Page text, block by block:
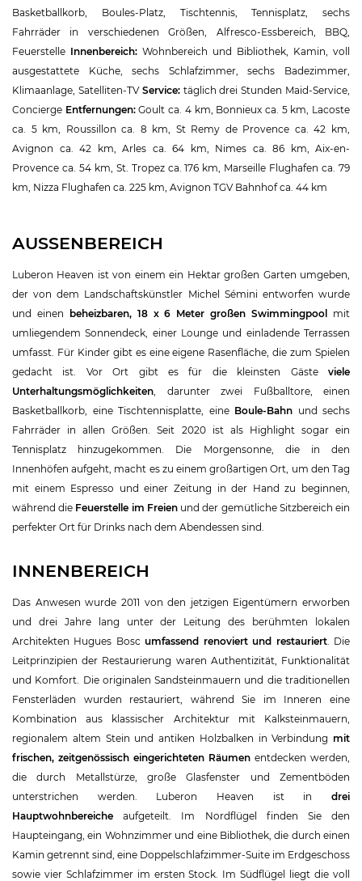
Basketballkorb, Boules-Platz, Tischtennis, Tennisplatz, sechs
Fahrräder in verschiedenen Größen, Alfresco-Essbereich, BBQ,
Feuerstelle Innenbereich: Wohnbereich und Bibliothek, Kamin, voll
ausgestattete Küche, sechs Schlafzimmer, sechs Badezimmer,
Klimaanlage, Satelliten-TV Service:täglich drei Stunden Maid-Service,
Concierge Entfernungen:Goult ca. 4 km, Bonnieux ca. 5 km, Lacoste
ca. 5 km, Roussillon ca. 8 km, St Remy de Provence ca. 42 km,
Avignon ca. 42 km, Arles ca. 64 km, Nimes ca. 86 km, Aix-en-
Provence ca. 54 km, St. Tropez ca. 176 km, Marseille Flughafen ca. 79
km, Nizza Flughafen ca. 225 km, Avignon TGV Bahnhof ca. 44 km
AUSSENBEREICH
Luberon Heaven ist von einem ein Hektar großen Garten umgeben,
der von dem Landschaftskünstler Michel Sémini entworfen wurde
und einen beheizbaren, 18 x 6 Meter großen Swimmingpool mit
umliegendem Sonnendeck, einer Lounge und einladende Terrassen
umfasst. Für Kinder gibt es eine eigene Rasenfläche, die zum Spielen
gedacht ist. Vor Ort gibt es für die kleinsten Gäste viele
Unterhaltungsmöglichkeiten , darunter zwei Fußballtore, einen
Basketballkorb, eine Tischtennisplatte, eine Boule-Bahn und sechs
Fahrräder in allen Größen. Seit 2020 ist als Highlight sogar ein
Tennisplatz hinzugekommen. Die Morgensonne, die in den
Innenhöfen aufgeht, macht es zu einem großartigen Ort, um den Tag
mit einem Espresso und einer Zeitung in der Hand zu beginnen,
während die Feuerstelle im Freienund der gemütliche Sitzbereich ein
perfekter Ort für Drinks nach dem Abendessen sind.
INNENBEREICH
Das Anwesen wurde 2011 von den jetzigen Eigentümern erworben
und drei Jahre lang unter der Leitung des berühmten lokalen
Architekten Hugues Bosc umfassend renoviert und restauriert. Die
Leitprinzipien der Restaurierung waren Authentizität, Funktionalität
und Komfort. Die originalen Sandsteinmauern und die traditionellen
Fensterläden wurden restauriert, während Sie im Inneren eine
Kombination aus klassischer Architektur mit Kalksteinmauern,
regionalem altem Stein und antiken Holzbalken in Verbindung mit
frischen, zeitgenössisch eingerichteten Räumen entdecken werden,
die durch Metallstürze, große Glasfenster und Zementböden
unterstrichen werden. Luberon Heaven ist in drei
Hauptwohnbereiche aufgeteilt. Im Nordflügel finden Sie den
Haupteingang, ein Wohnzimmer und eine Bibliothek, die durch einen
Kamin getrennt sind, eine Doppelschlafzimmer-Suite im Erdgeschoss
sowie vier Schlafzimmer im ersten Stock. Im Südflügel liegt die voll